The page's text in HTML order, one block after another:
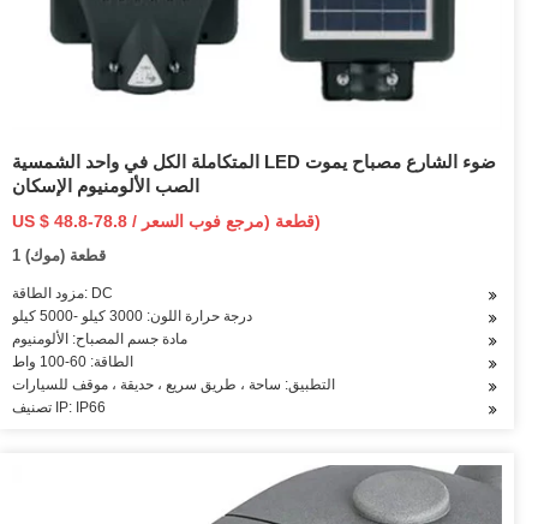
المتكاملة الكل في واحد الشمسية LED ضوء الشارع مصباح يموت
الصب الألومنيوم الإسكان
US $ 48.8-78.8 / قطعة (مرجع فوب السعر)
1 قطعة (موك)
مزود الطاقة: DC
درجة حرارة اللون: 3000 كيلو -5000 كيلو
مادة جسم المصباح: الألومنيوم
الطاقة: 60-100 واط
التطبيق: ساحة ، طريق سريع ، حديقة ، موقف للسيارات
تصنيف IP: IP66